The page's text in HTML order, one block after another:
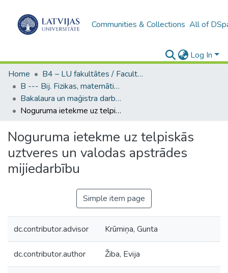
Communities & Collections All of
Log In
Home
B4 – LU fakultātes / Faculties of the UL
B --- Bij. Fizikas, matemātikas un optometrijas fakultātes studentu noslēguma darbi / Faculty of Physics, Mathematics and Optometry - Graduate works
Bakalaura un maģistra darbi (FMOF) / Bachelor's and Master's theses
Noguruma ietekme uz telpiskās uztveres un valodas apstrādes mijiedarbību
Noguruma ietekme uz telpiskās
uztveres un valodas apstrādes
mijiedarbību
Simple item page
dc.contributor.advisor Krūmiņa, Gunta
dc.contributor.author Žiba, Evija